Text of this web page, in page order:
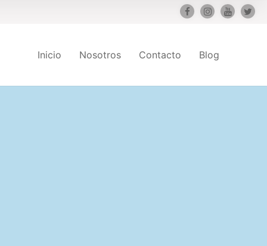
Inicio Nosotros Contacto Blog